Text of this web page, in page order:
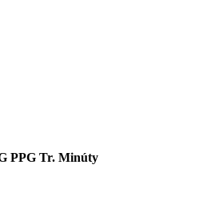
PPG Tr. Minúty